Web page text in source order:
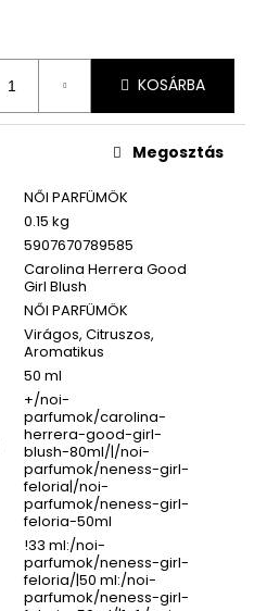
KOSÁRBA
NŐI PARFÜMÖK
0.15 kg
5907670789585
Carolina Herrera Good
Girl Blush
NŐI PARFÜMÖK
Virágos, Citruszos,
Aromatikus
50 ml
+/noi-
parfumok/carolina-
herrera-good-girl-
blush-80ml/|/noi-
parfumok/neness-girl-
feloria|/noi-
parfumok/neness-girl-
feloria-50ml
!33 ml:/noi-
parfumok/neness-girl-
feloria/|50 ml:/noi-
parfumok/neness-girl-
Megosztás